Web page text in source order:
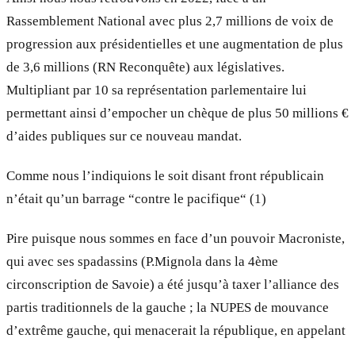
Rassemblement National avec plus 2,7 millions de voix de
progression aux présidentielles et une augmentation de plus
de 3,6 millions (RN Reconquête) aux législatives.
Multipliant par 10 sa représentation parlementaire lui
permettant ainsi d’empocher un chèque de plus 50 millions €
d’aides publiques sur ce nouveau mandat.
Comme nous l’indiquions le soit disant front républicain
n’était qu’un barrage “contre le pacifique“ (1)
Pire puisque nous sommes en face d’un pouvoir Macroniste,
qui avec ses spadassins (P.Mignola dans la 4ème
circonscription de Savoie) a été jusqu’à taxer l’alliance des
partis traditionnels de la gauche ; la NUPES de mouvance
d’extrême gauche, qui menacerait la république, en appelant